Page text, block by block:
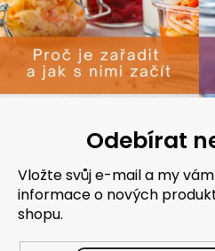
Odebírat
Vložte svůj e-mail a my
informace o nových
shopu.